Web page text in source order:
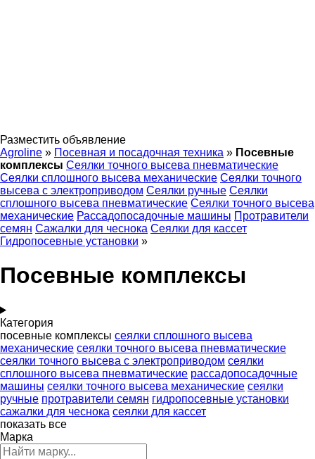
Разместить объявление
Agroline » Посевная и посадочная техника » Посевные
комплексы Сеялки точного высева пневматические
Сеялки сплошного высева механические Сеялки точного
высева с электроприводом Сеялки ручные Сеялки
сплошного высева пневматические Сеялки точного высева
механические Рассадопосадочные машины Протравители
семян Сажалки для чеснока Сеялки для кассет
Гидропосевные установки »
Посевные комплексы
Категория
посевные комплексы сеялки сплошного высева
механические сеялки точного высева пневматические
сеялки точного высева с электроприводом сеялки
сплошного высева пневматические рассадопосадочные
машины сеялки точного высева механические сеялки
ручные протравители семян гидропосевные установки
сажалки для чеснока сеялки для кассет
показать все
Марка